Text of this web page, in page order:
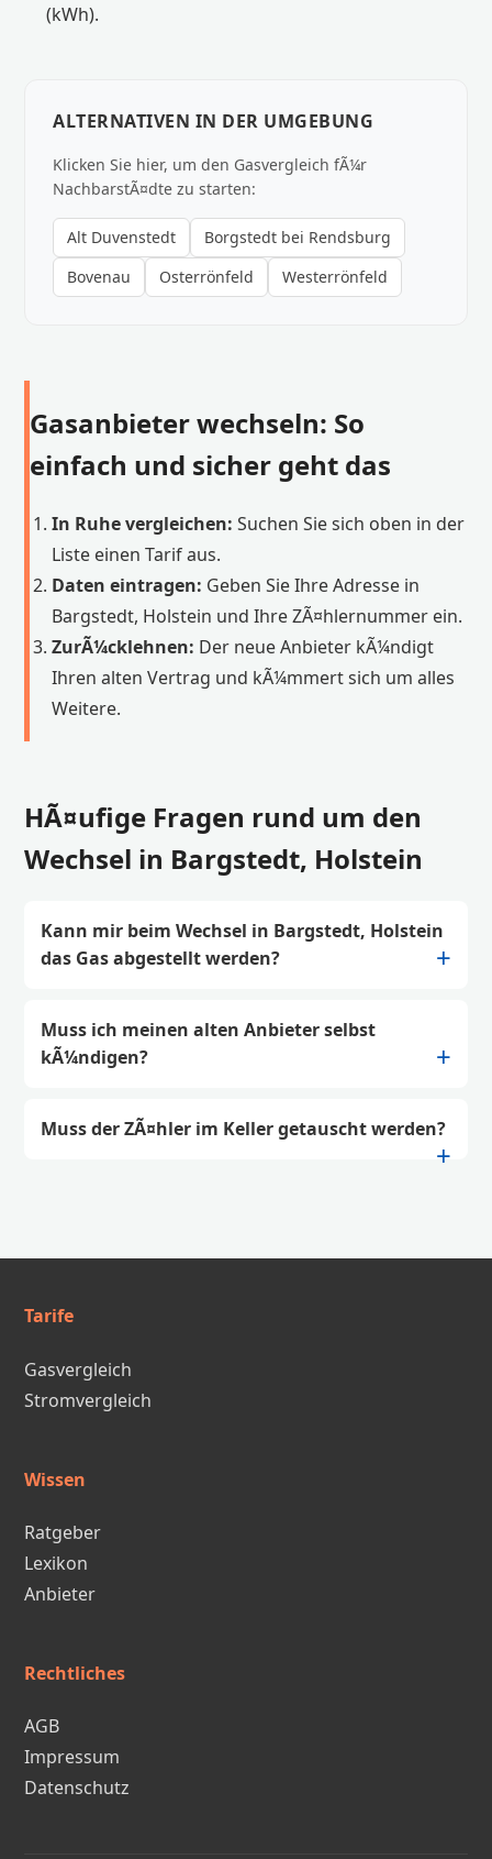
(kWh).
ALTERNATIVEN IN DER UMGEBUNG
Klicken Sie hier, um den Gasvergleich fÃ¼r
NachbarstÃ¤dte zu starten:
Alt Duvenstedt
Borgstedt bei Rendsburg
Bovenau
Osterrönfeld Westerrönfeld
Gasanbieter wechseln: So
einfach und sicher geht das
In Ruhe vergleichen: Suchen Sie sich oben in der
Liste einen Tarif aus.
Daten eintragen: Geben Sie Ihre Adresse in
Bargstedt, Holstein und Ihre ZÃ¤hlernummer ein.
ZurÃ¼cklehnen: Der neue Anbieter kÃ¼ndigt
Ihren alten Vertrag und kÃ¼mmert sich um alles
Weitere.
HÃ¤ufige Fragen rund um den
Wechsel in Bargstedt, Holstein
Kann mir beim Wechsel in Bargstedt, Holstein
das Gas abgestellt werden?
Muss ich meinen alten Anbieter selbst
kÃ¼ndigen?
Muss der ZÃ¤hler im Keller getauscht werden?
Tarife
Gasvergleich
Stromvergleich
Wissen
Ratgeber
Lexikon
Anbieter
Rechtliches
AGB
Impressum
Datenschutz